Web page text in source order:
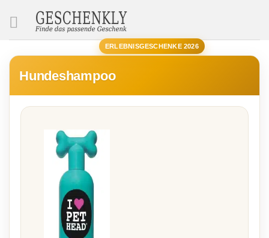
ERLEBNISGESCHENKE 2026
Hundeshampoo